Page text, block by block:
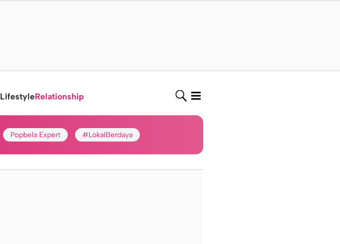
LifestyleRelationship
Popbela Expert #LokalBerdaya